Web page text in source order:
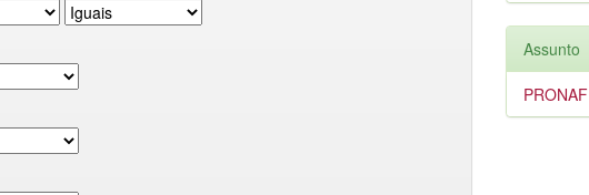
Assunto
PRONAF